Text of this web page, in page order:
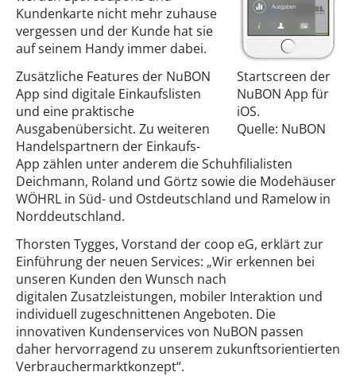
Startscreen der
NuBON App für
iOS.
Quelle: NuBON
Kundenkarte nicht mehr zuhause
vergessen und der Kunde hat sie
auf seinem Handy immer dabei.
Zusätzliche Features der NuBON
App sind digitale Einkaufslisten
und eine praktische
Ausgabenübersicht. Zu weiteren
Handelspartnern der Einkaufs-
App zählen unter anderem die Schuhfilialisten
Deichmann, Roland und Görtz sowie die Modehäuser
WÖHRL in Süd- und Ostdeutschland und Ramelow in
Norddeutschland.
Thorsten Tygges, Vorstand der coop eG, erklärt zur
Einführung der neuen Services: „Wir erkennen bei
unseren Kunden den Wunsch nach
digitalen Zusatzleistungen, mobiler Interaktion und
individuell zugeschnittenen Angeboten. Die
innovativen Kundenservices von NuBON passen
daher hervorragend zu unserem zukunftsorientierten
Verbrauchermarktkonzept“.